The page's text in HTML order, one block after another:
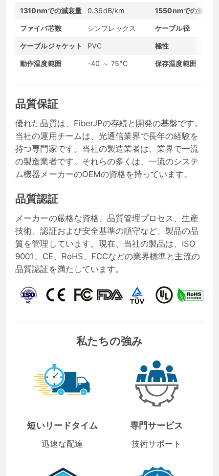
1310nmでの減衰量 0.36dB/km 1550nmでの減衰量
ファイバ芯数 シンプレックス ケーブル径
ケーブルジャケット PVC 極性
動作温度範囲 -40 ～ 75°C 保存温度範囲
品質保証
優れた品質は、FiberJPの存続と開発の基盤です。
当社の運用チームは、光通信業界で長年の経験を
持つ専門家です。当社の製造業者は、業界で一流
の製造業者です。それらの多くは、一流のシステ
ム機器メーカーのOEMの資格を持っています。
品質認証
メーカーの厳格な資格、品質管理プロセス、生産
技術、認証および安全基準の順守など、製品の品
質を管理しています。現在、当社の製品は、ISO
9001、CE、RoHS、FCCなどの業界標準と主流の
品質認証を満たしています。
私たちの強み
短いリードタイム
迅速な配達
専門サービス
技術サポート